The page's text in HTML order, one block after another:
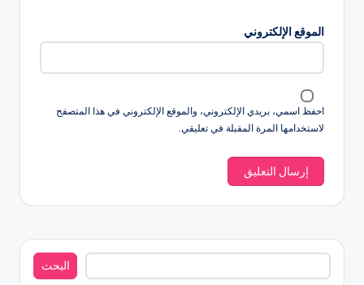
الموقع الإلكتروني
احفظ اسمي، بريدي الإلكتروني، والموقع الإلكتروني في هذا المتصفح
لاستخدامها المرة المقبلة في تعليقي.
البحث
البحث